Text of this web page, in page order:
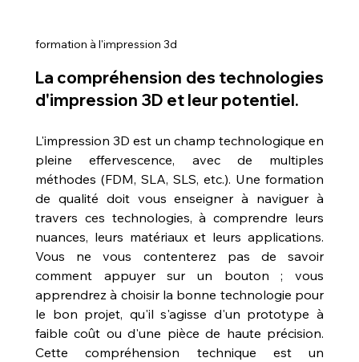
formation à l'impression 3d
La compréhension des technologies
d'impression 3D et leur potentiel.
L'impression 3D est un champ technologique en
pleine effervescence, avec de multiples
méthodes (FDM, SLA, SLS, etc.). Une formation
de qualité doit vous enseigner à naviguer à
travers ces technologies, à comprendre leurs
nuances, leurs matériaux et leurs applications.
Vous ne vous contenterez pas de savoir
comment appuyer sur un bouton ; vous
apprendrez à choisir la bonne technologie pour
le bon projet, qu'il s'agisse d'un prototype à
faible coût ou d'une pièce de haute précision.
Cette compréhension technique est un